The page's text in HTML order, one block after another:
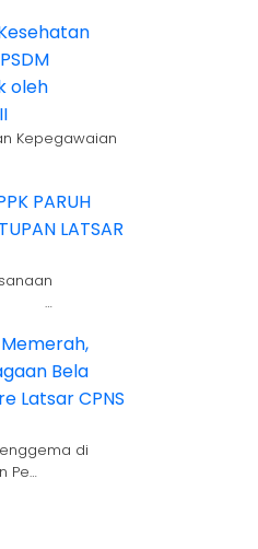
oleh
Kepegawaian
PARUH
LATSAR
…
Bela
Latsar CPNS
di
Pe…